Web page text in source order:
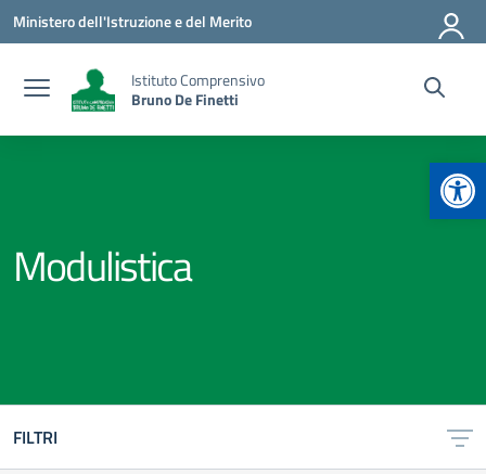
Vai ai contenuti
Vai al menu di navigazione
Vai al footer
Ministero dell'Istruzione e del Merito
Istituto Comprensivo
Bruno De Finetti
Modulistica
FILTRI